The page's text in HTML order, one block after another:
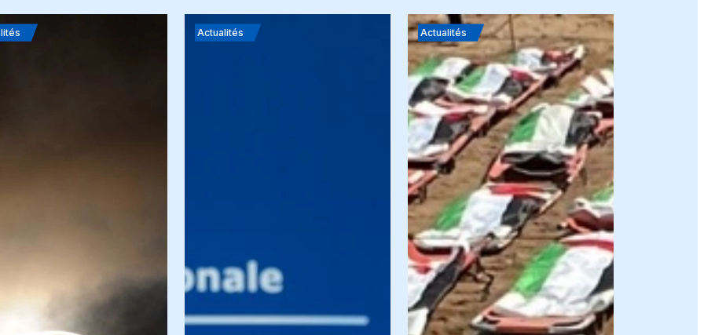
Actualités Actualités